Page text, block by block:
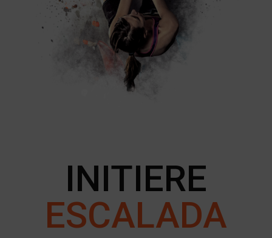
INITIERE
ESCALADA